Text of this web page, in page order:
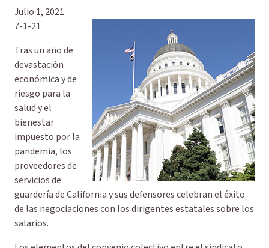
Julio 1, 2021
7-1-21
Tras un año de
devastación
económica y de
riesgo para la
salud y el
bienestar
impuesto por la
pandemia, los
proveedores de
servicios de
guardería de California y sus defensores celebran el éxito
de las negociaciones con los dirigentes estatales sobre los
salarios.